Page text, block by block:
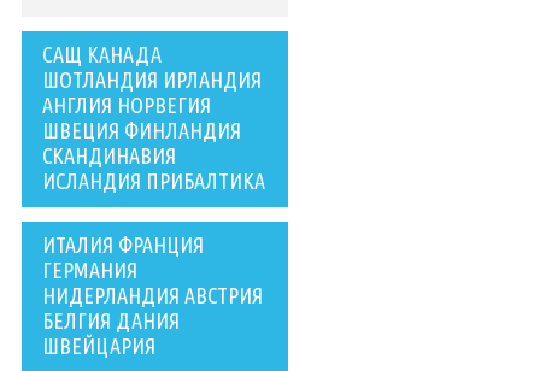
САЩ КАНАДА
ШОТЛАНДИЯ ИРЛАНДИЯ
АНГЛИЯ НОРВЕГИЯ
ШВЕЦИЯ ФИНЛАНДИЯ
СКАНДИНАВИЯ
ИСЛАНДИЯ ПРИБАЛТИКА
ИТАЛИЯ ФРАНЦИЯ
ГЕРМАНИЯ
НИДЕРЛАНДИЯ АВСТРИЯ
БЕЛГИЯ ДАНИЯ
ШВЕЙЦАРИЯ